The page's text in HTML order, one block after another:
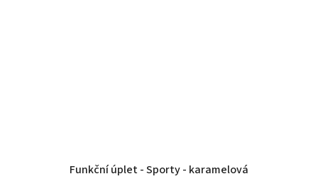
Funkční úplet - Sporty - karamelová